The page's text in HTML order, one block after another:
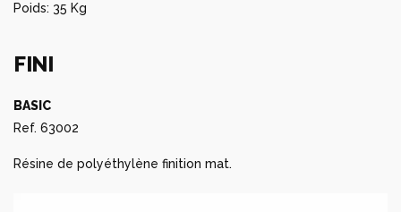
Poids: 35 Kg
FINI
BASIC
Ref. 63002
Résine de polyéthylène finition mat.